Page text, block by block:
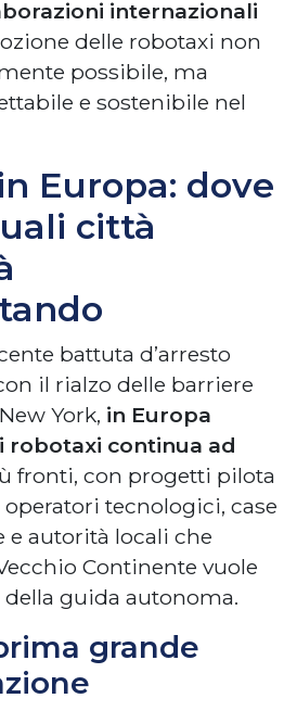
internazionali
delle robotaxi non
possibile, ma
e sostenibile nel
Europa: dove
città
battuta d’arresto
il rialzo delle barriere
York, in Europa
robotaxi continua ad
fronti, con progetti pilota
tecnologici, case
autorità locali che
Continente vuole
guida autonoma.
grande